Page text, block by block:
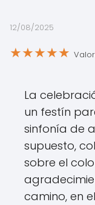
12/08/2025
★★★★★
La
un festín
sinfonía de
supuesto,
sobre el
camino, en